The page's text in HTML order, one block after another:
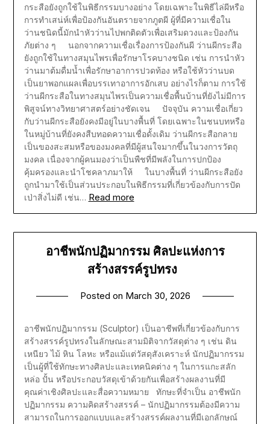
กระสือยังถูกใช้ในพิธีกรรมบางอย่าง โดยเฉพาะในพิธีไล่ผีหรือ
การทำเสน่ห์เพื่อป้องกันอันตรายจากภูตผี ผู้ที่มีความเชื่อใน
ว่านชนิดนี้มักนำหัวว่านไปพกติดตัวเพื่อเสริมดวงและป้องกัน
ภัยต่าง ๆ นอกจากความเชื่อเรื่องการป้องกันผี ว่านผีกระสือ
ยังถูกใช้ในทางสมุนไพรเพื่อรักษาโรคบางชนิด เช่น การนำหัว
ว่านมาต้มดื่มน้ำเพื่อรักษาอาการปวดท้อง หรือใช้หัวว่านบด
เป็นยาพอกแผลเพื่อบรรเทาอาการอักเสบ อย่างไรก็ตาม การใช้
ว่านผีกระสือในทางสมุนไพรเป็นความเชื่อพื้นบ้านที่ยังไม่มีการ
พิสูจน์ทางวิทยาศาสตร์อย่างชัดเจน ปัจจุบัน ความเชื่อเกี่ยว
กับว่านผีกระสือยังคงมีอยู่ในบางพื้นที่ โดยเฉพาะในชนบทหรือ
ในหมู่บ้านที่ยังคงสืบทอดความเชื่อดั้งเดิม ว่านผีกระสือกลาย
เป็นของสะสมหรือของมงคลที่มีผู้สนใจมากขึ้นในวงการวัตถุ
มงคล เนื่องจากผู้คนมองว่าเป็นพืชที่มีพลังในการปกป้อง
คุ้มครองและนำโชคลาภมาให้ ในบางพื้นที่ ว่านผีกระสือยัง
ถูกนำมาใช้เป็นส่วนประกอบในพิธีกรรมที่เกี่ยวข้องกับการปัด
เป่าสิ่งไม่ดี เช่น… Read more
อาชีพนักปฏิมากรรม ศิลปะแห่งการ
สร้างสรรค์รูปทรง
Posted on March 30, 2026
อาชีพนักปฏิมากรรม (Sculptor) เป็นอาชีพที่เกี่ยวข้องกับการ
สร้างสรรค์รูปทรงในลักษณะสามมิติจากวัสดุต่าง ๆ เช่น ดิน
เหนียว ไม้ หิน โลหะ หรือแม้แต่วัสดุสังเคราะห์ นักปฏิมากรรม
เป็นผู้ที่ใช้ทักษะทางศิลปะและเทคนิคต่าง ๆ ในการแกะสลัก
หล่อ ปั้น หรือประกอบวัสดุเข้าด้วยกันเพื่อสร้างผลงานที่มี
คุณค่าเชิงศิลปะและสื่อความหมาย ทักษะที่จำเป็น อาชีพนัก
ปฏิมากรรม ความคิดสร้างสรรค์ – นักปฏิมากรรมต้องมีความ
สามารถในการออกแบบและสร้างสรรค์ผลงานที่มีเอกลักษณ์